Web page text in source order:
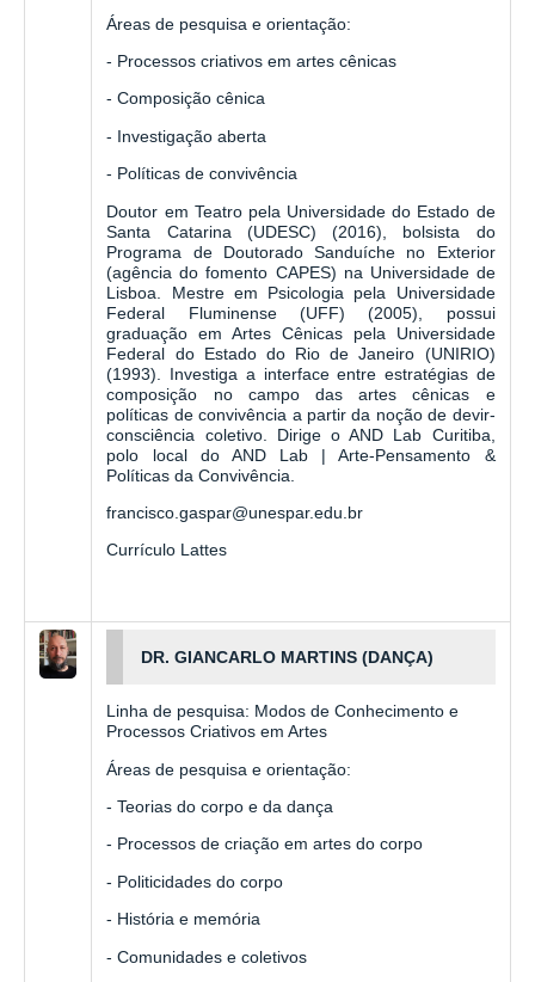
Áreas de pesquisa e orientação:
- Processos criativos em artes cênicas
- Composição cênica
- Investigação aberta
- Políticas de convivência
Doutor em Teatro pela Universidade do Estado de
Santa Catarina (UDESC) (2016), bolsista do
Programa de Doutorado Sanduíche no Exterior
(agência do fomento CAPES) na Universidade de
Lisboa. Mestre em Psicologia pela Universidade
Federal Fluminense (UFF) (2005), possui
graduação em Artes Cênicas pela Universidade
Federal do Estado do Rio de Janeiro (UNIRIO)
(1993). Investiga a interface entre estratégias de
composição no campo das artes cênicas e
políticas de convivência a partir da noção de devir-
consciência coletivo. Dirige o AND Lab Curitiba,
polo local do AND Lab | Arte-Pensamento &
Políticas da Convivência.
francisco.gaspar@unespar.edu.br
Currículo Lattes
DR. GIANCARLO MARTINS (DANÇA)
Linha de pesquisa: Modos de Conhecimento e
Processos Criativos em Artes
Áreas de pesquisa e orientação:
- Teorias do corpo e da dança
- Processos de criação em artes do corpo
- Politicidades do corpo
- História e memória
- Comunidades e coletivos